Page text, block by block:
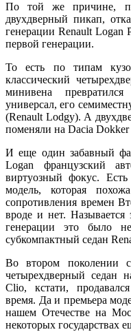
По той же причине,
двухдверный пикап,
генерации Renault Logan
первой генерации.
То есть по типам
классический
минивена
универсал, его
(Renault Lodgy). А
поменяли на Dacia
И еще один забавный
Logan французский
виртуозный фокус.
модель, которая
сопротивления времен
вроде и нет.
генерации это было
субкомпактный седан
Во втором поколении
четырехдверный седан
Clio, кстати,
время. Да и премьера
нашем Отечестве на
некоторых государствах